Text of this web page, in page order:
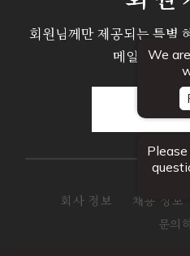
회원님께만 제공되는 특별
메일로 안내
지금 등
회사 정보 채용 정보
문의